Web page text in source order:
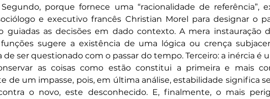
porque fornece uma “racionalidade de referência”,
e executivo francês Christian Morel para designar o
guiadas as decisões em dado contexto. A mera instauração
sugere a existência de uma lógica ou crença
de ser questionado com o passar do tempo. Terceiro: a inércia é
as coisas como estão constitui a primeira e mais
de um impasse, pois, em última análise, estabilidade significa
o novo, este desconhecido. E, finalmente, o mais